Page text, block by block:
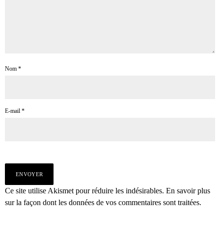
Nom *
E-mail *
Ce site utilise Akismet pour réduire les indésirables. En savoir plus
sur la façon dont les données de vos commentaires sont traitées.